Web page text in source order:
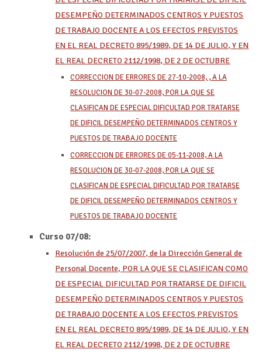
DESEMPEÑO DETERMINADOS CENTROS Y PUESTOS
DE TRABAJO DOCENTE A LOS EFECTOS PREVISTOS
EN EL REAL DECRETO 895/1989, DE 14 DE JULIO, Y EN
EL REAL DECRETO 2112/1998, DE 2 DE OCTUBRE
CORRECCION DE ERRORES DE 27-10-2008, , A LA
RESOLUCION DE 30-07-2008, POR LA QUE SE
CLASIFICAN DE ESPECIAL DIFICULTAD POR TRATARSE
DE DIFICIL DESEMPEÑO DETERMINADOS CENTROS Y
PUESTOS DE TRABAJO DOCENTE
CORRECCION DE ERRORES DE 05-11-2008, A LA
RESOLUCION DE 30-07-2008, POR LA QUE SE
CLASIFICAN DE ESPECIAL DIFICULTAD POR TRATARSE
DE DIFICIL DESEMPEÑO DETERMINADOS CENTROS Y
PUESTOS DE TRABAJO DOCENTE
Curso 07/08:
Resolución de 25/07/2007, de la Dirección General de
Personal Docente, POR LA QUE SE CLASIFICAN COMO
DE ESPECIAL DIFICULTAD POR TRATARSE DE DIFICIL
DESEMPEÑO DETERMINADOS CENTROS Y PUESTOS
DE TRABAJO DOCENTE A LOS EFECTOS PREVISTOS
EN EL REAL DECRETO 895/1989, DE 14 DE JULIO, Y EN
EL REAL DECRETO 2112/1998, DE 2 DE OCTUBRE